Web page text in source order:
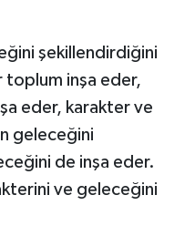
şekillendirdiğini
toplum inşa eder,
eder, karakter ve
geleceğini
de inşa eder.
ve geleceğini